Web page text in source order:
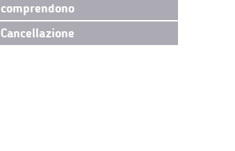
comprendono
Cancellazione